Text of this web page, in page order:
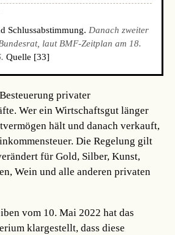
Schlussabstimmung. Danach zweiter
laut BMF-Zeitplan am 18.
Quelle [33]
privater
Wer ein Wirtschaftsgut länger
hält und danach verkauft,
Die Regelung gilt
für Gold, Silber, Kunst,
Wein und alle anderen privaten
vom 10. Mai 2022 hat das
klargestellt, dass diese